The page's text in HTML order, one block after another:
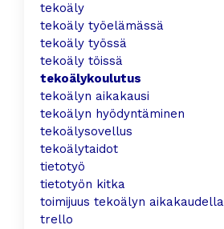
tekoäly
tekoäly työelämässä
tekoäly työssä
tekoäly töissä
tekoälykoulutus
tekoälyn aikakausi
tekoälyn hyödyntäminen
tekoälysovellus
tekoälytaidot
tietotyö
tietotyön kitka
toimijuus tekoälyn aikakaudella
trello